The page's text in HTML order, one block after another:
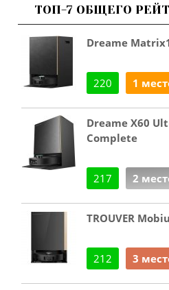
ТОП-7 ОБЩЕГО
Dreame
220 1
Dreame X60
Complete
217 2
TROUVER
212 3